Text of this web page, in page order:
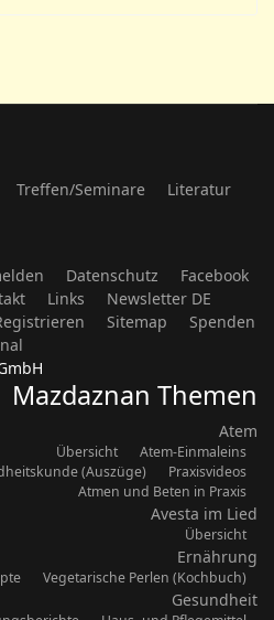
Treffen/Seminare
Literatur
Datenschutz
Facebook
Links
Newsletter DE
Sitemap
Spenden
Mazdaznan Themen
Atem
Übersicht
Atem-Einmaleins
(Auszüge)
Praxisvideos
Atmen und Beten in Praxis
Avesta im Lied
Übersicht
Ernährung
Vegetarische Perlen (Kochbuch)
Gesundheit